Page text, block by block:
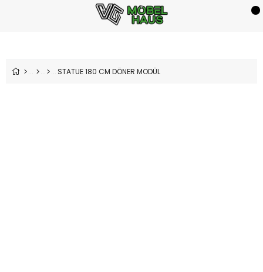
STATUE 180 CM DÖNER MODÜL